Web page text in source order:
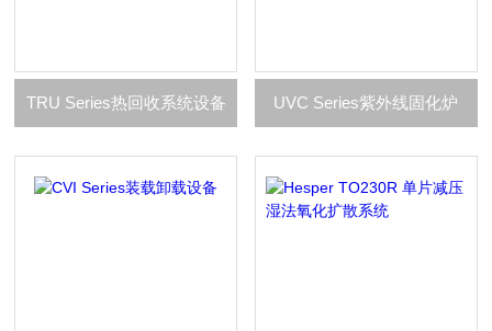
TRU Series热回收系统设备 UVC Series紫外线固化炉